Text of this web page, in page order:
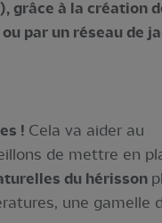
grâce à la création
ou par un réseau de
! Cela va aider au
de mettre en
du hérisson
une gamelle